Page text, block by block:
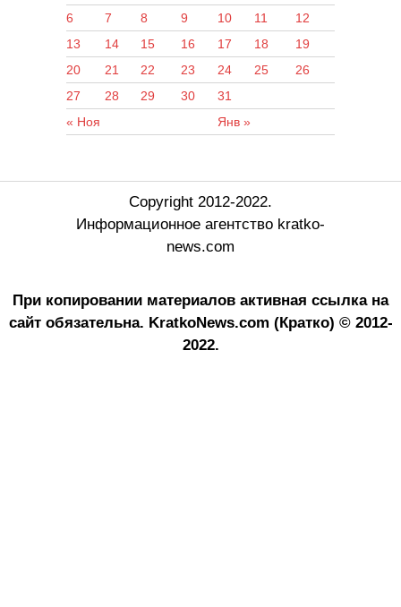
« Ноя Янв »
6
7 8 9 10 11
12
13
14 15 16 17 18
19
20
21 22 23 24 25
26
27
28 29 30 31
Copyright 2012-2022.
Информационное агентство kratko-
news.com
При копировании материалов активная ссылка на
сайт обязательна. KratkoNews.com (Кратко) © 2012-
2022.